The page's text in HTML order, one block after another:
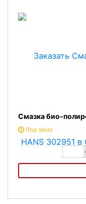
Смазка био-
Под заказ